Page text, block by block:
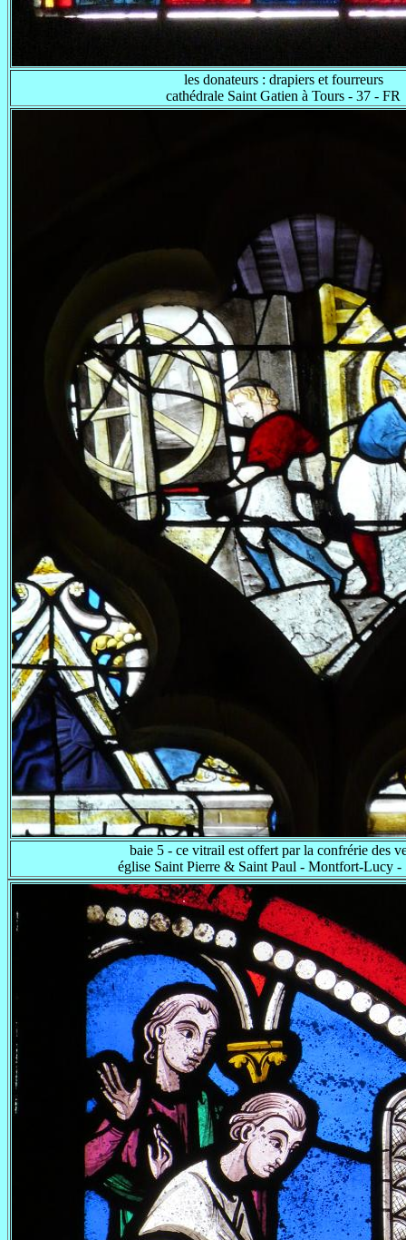
les donateurs : drapiers et fourreurs
cathédrale Saint Gatien à Tours - 37 - FR
baie 5 - ce vitrail est offert par la confrérie des
église Saint Pierre & Saint Paul - Montfort-Lucy -